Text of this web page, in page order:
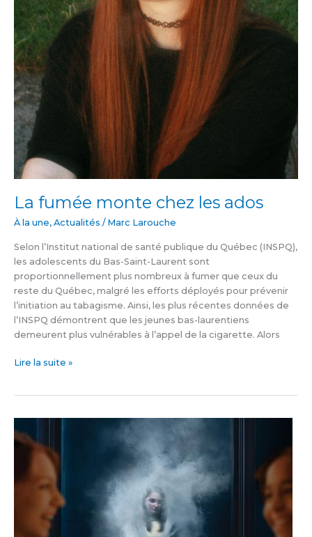
La fumée monte chez les ados
À la une, Actualités / Marc Larouche
Selon l’Institut national de santé publique du Québec (INSPQ),
les adolescents du Bas-Saint-Laurent sont
proportionnellement plus nombreux à fumer que ceux du
reste du Québec, malgré les efforts déployés pour prévenir
l’initiation au tabagisme. Ainsi, les plus récentes données de
l’INSPQ démontrent que les jeunes bas-laurentiens
demeurent plus vulnérables à l’appel de la cigarette. Alors
Lire la suite »
c’est
une
campagne